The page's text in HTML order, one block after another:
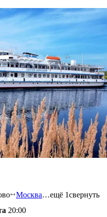
Москва…ещё 1свернуть
20:00